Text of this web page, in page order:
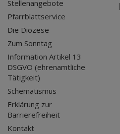
Stellenangebote
Pfarrblattservice
Die Diözese
Zum Sonntag
Information Artikel 13
DSGVO (ehrenamtliche
Tätigkeit)
Schematismus
Erklärung zur
Barrierefreiheit
Kontakt